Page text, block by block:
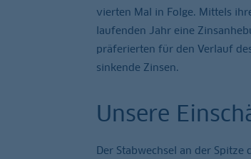
vierten Mal in Folge. Mittels
laufenden Jahr eine
präferierten für den Verlauf
sinkende Zinsen.
Unsere
Der Stabwechsel an der